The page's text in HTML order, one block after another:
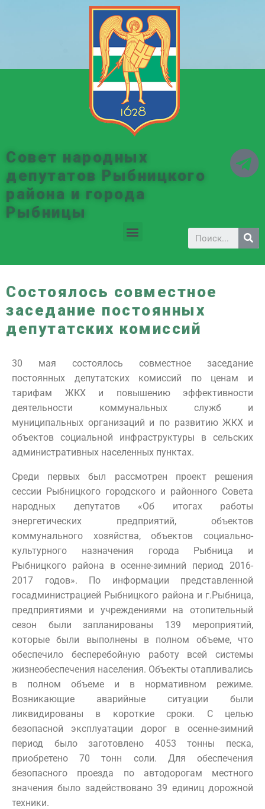
Совет народных
депутатов Рыбницкого
района и города
Рыбницы
Состоялось совместное
заседание постоянных
депутатских комиссий
30 мая состоялось совместное заседание
постоянных депутатских комиссий по ценам и
тарифам ЖКХ и повышению эффективности
деятельности коммунальных служб и
муниципальных организаций и по развитию ЖКХ и
объектов социальной инфраструктуры в сельских
административных населенных пунктах.
Среди первых был рассмотрен проект решения
сессии Рыбницкого городского и районного Совета
народных депутатов «Об итогах работы
энергетических предприятий, объектов
коммунального хозяйства, объектов социально-
культурного назначения города Рыбница и
Рыбницкого района в осенне-зимний период 2016-
2017 годов». По информации представленной
госадминистрацией Рыбницкого района и г.Рыбница,
предприятиями и учреждениями на отопительный
сезон были запланированы 139 мероприятий,
которые были выполнены в полном объеме, что
обеспечило бесперебойную работу всей системы
жизнеобеспечения населения. Объекты отапливались
в полном объеме и в нормативном режиме.
Возникающие аварийные ситуации были
ликвидированы в короткие сроки. С целью
безопасной эксплуатации дорог в осенне-зимний
период было заготовлено 4053 тонны песка,
приобретено 70 тонн соли. Для обеспечения
безопасного проезда по автодорогам местного
значения было задействовано 39 единиц дорожной
техники.